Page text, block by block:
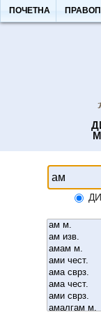
ПОЧЕТНА